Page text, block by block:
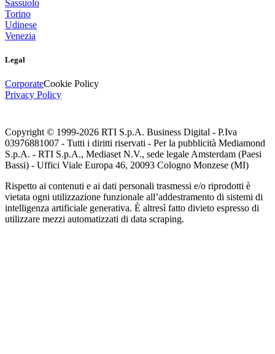
Sassuolo
Torino
Udinese
Venezia
Legal
CorporateCookie Policy
Privacy Policy
Copyright © 1999-2026 RTI S.p.A. Business Digital - P.Iva
03976881007 - Tutti i diritti riservati - Per la pubblicità Mediamond
S.p.A. - RTI S.p.A., Mediaset N.V., sede legale Amsterdam (Paesi
Bassi) - Uffici Viale Europa 46, 20093 Cologno Monzese (MI)
Rispetto ai contenuti e ai dati personali trasmessi e/o riprodotti è
vietata ogni utilizzazione funzionale all’addestramento di sistemi di
intelligenza artificiale generativa. È altresì fatto divieto espresso di
utilizzare mezzi automatizzati di data scraping.